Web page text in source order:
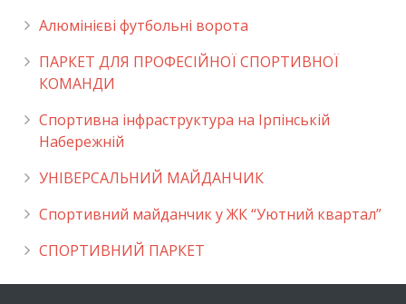
Алюмінієві футбольні ворота
ПАРКЕТ ДЛЯ ПРОФЕСІЙНОЇ СПОРТИВНОЇ
КОМАНДИ
Спортивна інфраструктура на Ірпінській
Набережній
УНІВЕРСАЛЬНИЙ МАЙДАНЧИК
Cпортивний майданчик у ЖК “Уютний квартал”
СПОРТИВНИЙ ПАРКЕТ